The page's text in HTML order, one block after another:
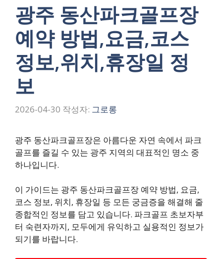
광주 동산파크골프장
예약 방법,요금,코스
정보,위치,휴장일 정
보
2026-04-30 작성자: 그로롱
광주 동산파크골프장은 아름다운 자연 속에서 파크
골프를 즐길 수 있는 광주 지역의 대표적인 명소 중
하나입니다.
이 가이드는 광주 동산파크골프장 예약 방법, 요금,
코스 정보, 위치, 휴장일 등 모든 궁금증을 해결해 줄
종합적인 정보를 담고 있습니다. 파크골프 초보자부
터 숙련자까지, 모두에게 유익하고 실용적인 정보가
되기를 바랍니다.